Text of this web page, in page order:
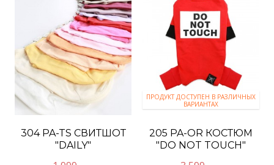
304 PA-TS СВИТШОТ
"DAILY"
ПРОДУКТ ДОСТУПЕН В РАЗЛИЧНЫХ
ВАРИАНТАХ
205 PA-OR КОСТЮМ
"DO NOT TOUCH"